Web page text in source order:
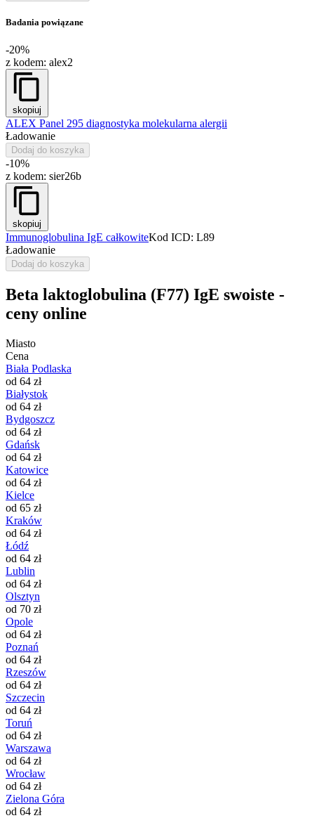
Badania powiązane
-20%
z kodem: alex2
skopiuj
ALEX Panel 295 diagnostyka molekularna alergii
Ładowanie
Dodaj do koszyka
-10%
z kodem: sier26b
skopiuj
Immunoglobulina IgE całkowiteKod ICD: L89
Ładowanie
Dodaj do koszyka
Beta laktoglobulina (F77) IgE swoiste -
ceny online
Miasto
Cena
Biała Podlaska
od 64 zł
Białystok
od 64 zł
Bydgoszcz
od 64 zł
Gdańsk
od 64 zł
Katowice
od 64 zł
Kielce
od 65 zł
Kraków
od 64 zł
Łódź
od 64 zł
Lublin
od 64 zł
Olsztyn
od 70 zł
Opole
od 64 zł
Poznań
od 64 zł
Rzeszów
od 64 zł
Szczecin
od 64 zł
Toruń
od 64 zł
Warszawa
od 64 zł
Wrocław
od 64 zł
Zielona Góra
od 64 zł